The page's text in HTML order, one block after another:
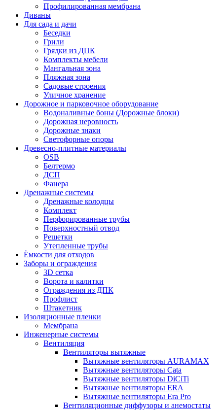
Профилированная мембрана
Диваны
Для сада и дачи
Беседки
Грили
Грядки из ДПК
Комплекты мебели
Мангальная зона
Пляжная зона
Садовые строения
Уличное хранение
Дорожное и парковочное оборудование
Водоналивные боны (Дорожные блоки)
Дорожная неровность
Дорожные знаки
Светофорные опоры
Древесно-плитные материалы
OSB
Белтермо
ДСП
Фанера
Дренажные системы
Дренажные колодцы
Комплект
Перфорированные трубы
Поверхностный отвод
Решетки
Утепленные трубы
Ёмкости для отходов
Заборы и ограждения
3D сетка
Ворота и калитки
Ограждения из ДПК
Профлист
Штакетник
Изоляционные пленки
Мембрана
Инженерные системы
Вентиляция
Вентиляторы вытяжные
Вытяжные вентиляторы AURAMAX
Вытяжные вентиляторы Cata
Вытяжные вентиляторы DiCiTi
Вытяжные вентиляторы ERA
Вытяжные вентиляторы Era Pro
Вентиляционные диффузоры и анемостаты